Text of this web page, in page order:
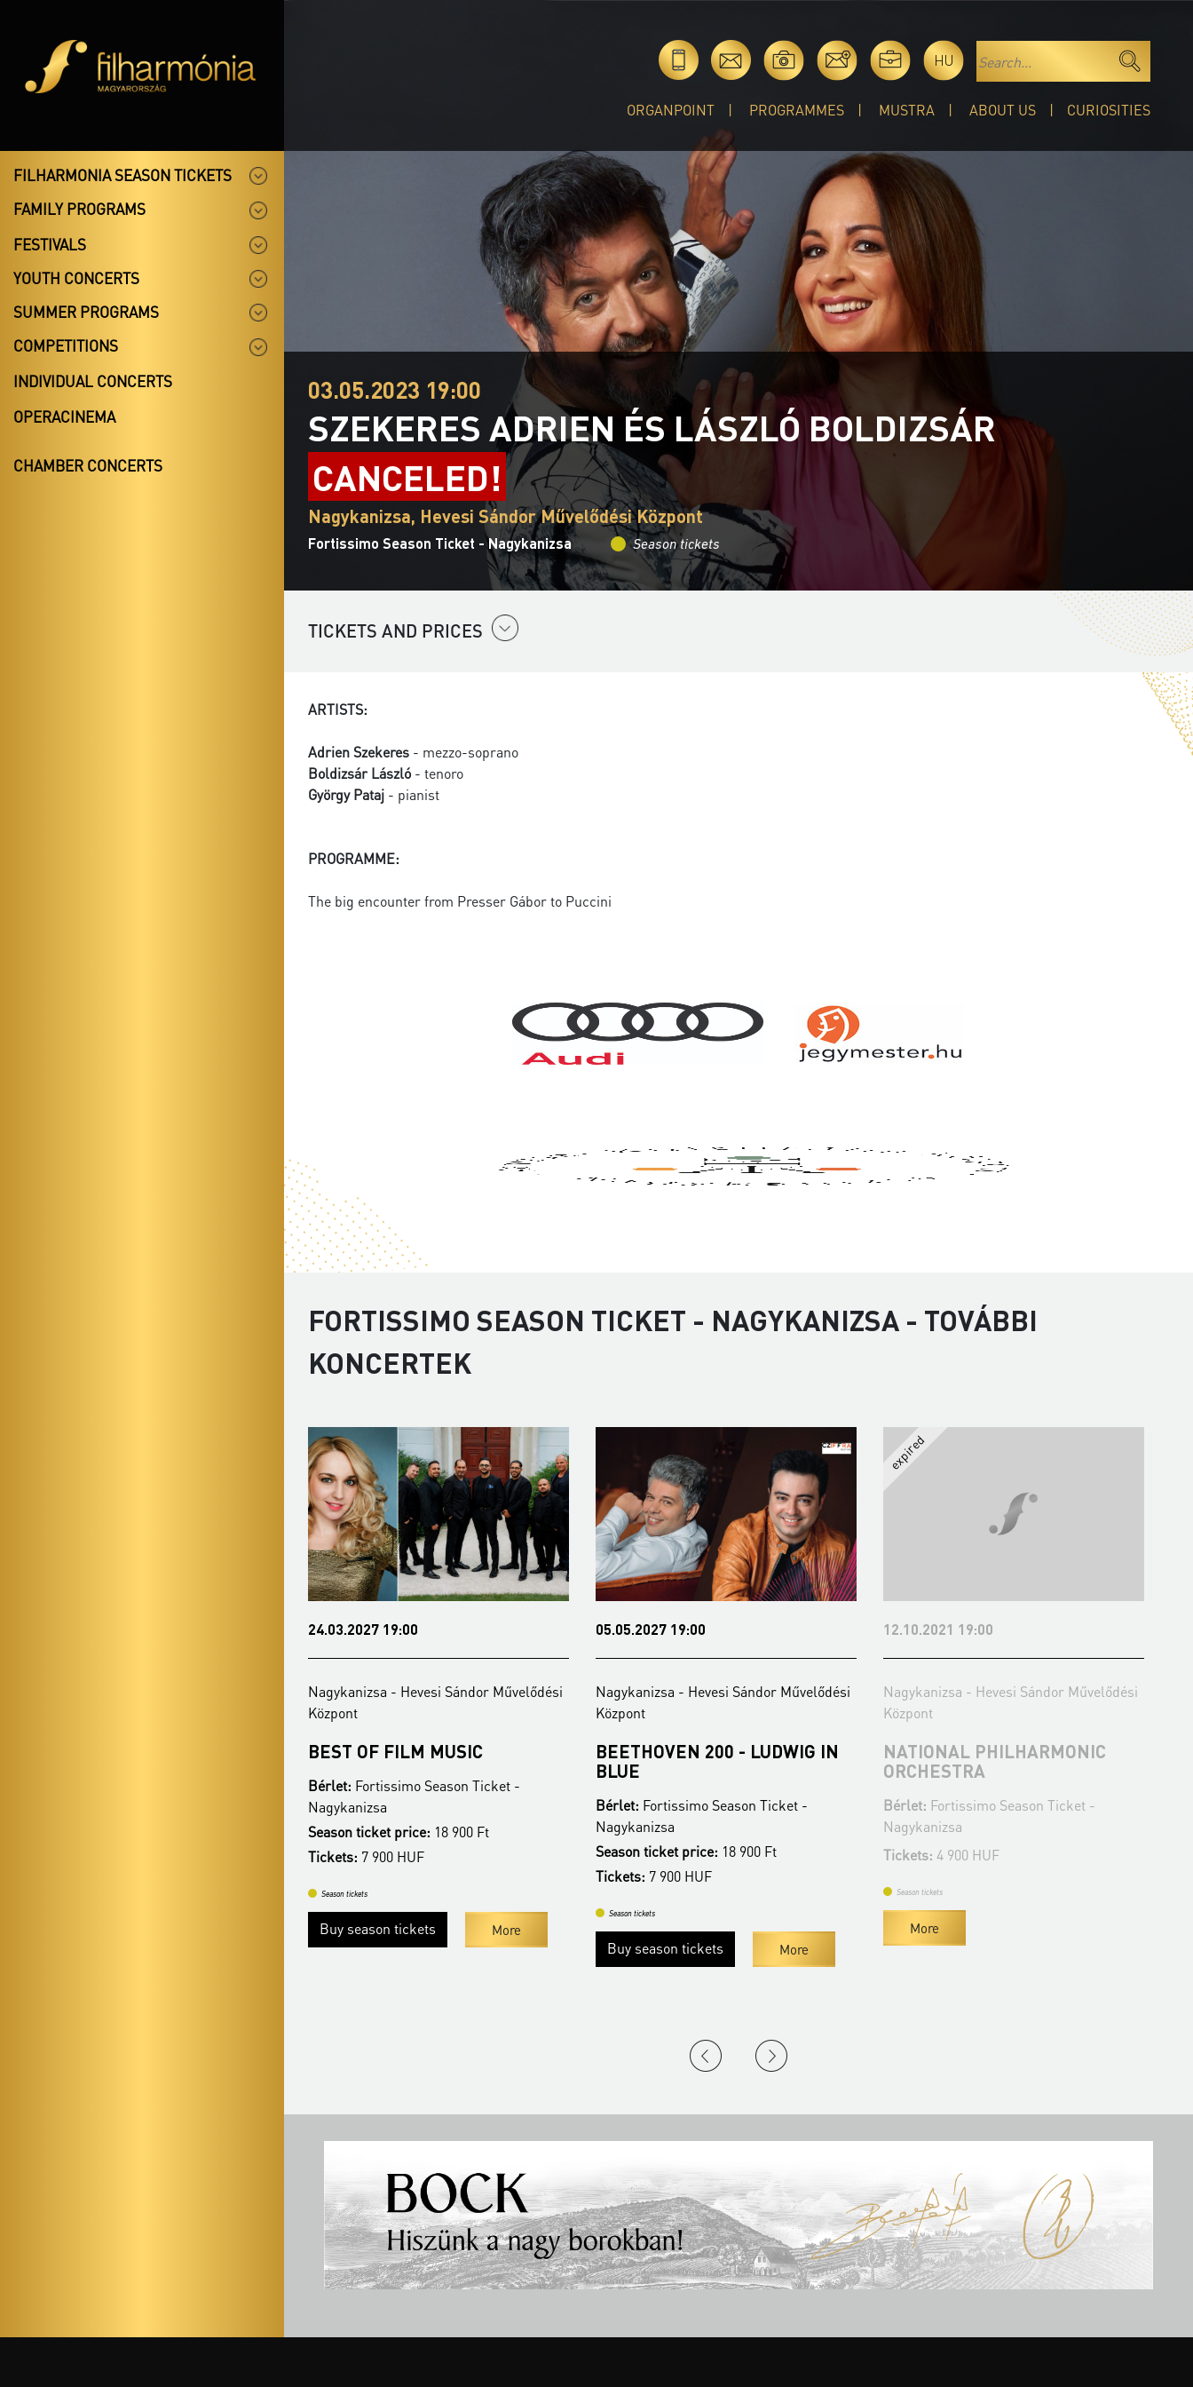
HU
ORGANPOINT PROGRAMMES MUSTRA ABOUT US CURIOSITIES
FILHARMONIA SEASON TICKETS
FAMILY PROGRAMS
FESTIVALS
YOUTH CONCERTS
SUMMER PROGRAMS
COMPETITIONS
INDIVIDUAL CONCERTS
OPERACINEMA
CHAMBER CONCERTS
03.05.2023 19:00
SZEKERES ADRIEN ÉS LÁSZLÓ BOLDIZSÁR
CANCELED!
Nagykanizsa, Hevesi Sándor Művelődési Központ
Fortissimo Season Ticket - Nagykanizsa Season tickets
TICKETS AND PRICES
ARTISTS:
Adrien Szekeres - mezzo-soprano
Boldizsár László - tenoro
György Pataj - pianist
PROGRAMME:
The big encounter from Presser Gábor to Puccini
FORTISSIMO SEASON TICKET - NAGYKANIZSA - TOVÁBBI
KONCERTEK
24.03.2027 19:00
Nagykanizsa - Hevesi Sándor Művelődési
Központ
BEST OF FILM MUSIC
Bérlet: Fortissimo Season Ticket -
Nagykanizsa
Season ticket price: 18 900 Ft
Tickets: 7 900 HUF
Season tickets
Buy season tickets More
05.05.2027 19:00
Nagykanizsa - Hevesi Sándor Művelődési
Központ
BEETHOVEN 200 - LUDWIG IN
BLUE
Bérlet: Fortissimo Season Ticket -
Nagykanizsa
Season ticket price: 18 900 Ft
Tickets: 7 900 HUF
Season tickets
Buy season tickets More
12.10.2021 19:00
Nagykanizsa - Hevesi Sándor Művelődési
Központ
NATIONAL PHILHARMONIC
ORCHESTRA
Bérlet: Fortissimo Season Ticket -
Nagykanizsa
Tickets: 4 900 HUF
Season tickets
More